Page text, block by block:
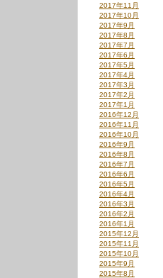
2017年11月
2017年10月
2017年9月
2017年8月
2017年7月
2017年6月
2017年5月
2017年4月
2017年3月
2017年2月
2017年1月
2016年12月
2016年11月
2016年10月
2016年9月
2016年8月
2016年7月
2016年6月
2016年5月
2016年4月
2016年3月
2016年2月
2016年1月
2015年12月
2015年11月
2015年10月
2015年9月
2015年8月